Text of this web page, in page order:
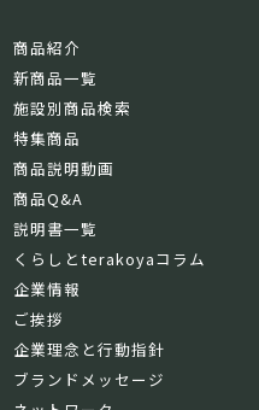
商品紹介
新商品一覧
施設別商品検索
特集商品
商品説明動画
商品Q&A
説明書一覧
くらしとterakoyaコラム
企業情報
ご挨拶
企業理念と行動指針
ブランドメッセージ